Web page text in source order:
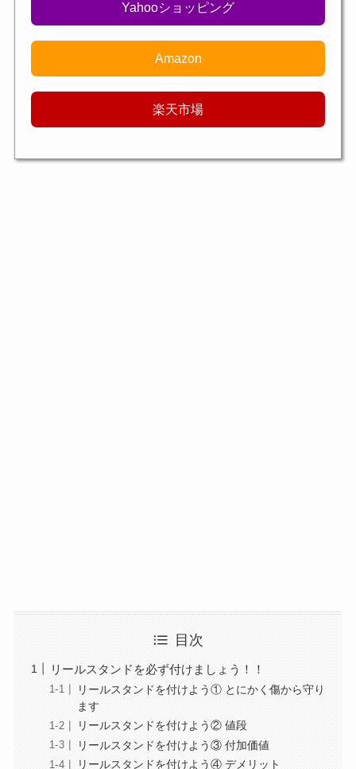
Yahooショッピング
Amazon
楽天市場
目次
リールスタンドを必ず付けましょう！！
リールスタンドを付けよう① とにかく傷から守り
ます
リールスタンドを付けよう② 値段
リールスタンドを付けよう③ 付加価値
リールスタンドを付けよう④ デメリット